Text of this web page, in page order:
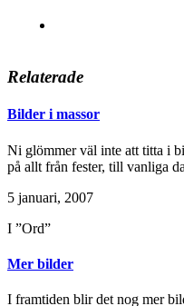
Relaterade
Bilder i massor
Ni glömmer väl inte att titta i
på allt från fester, till vanliga
5 januari, 2007
I ”Ord”
Mer bilder
I framtiden blir det nog mer